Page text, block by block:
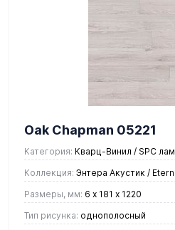
Oak Chapman 05221
Категория: Кварц-Винил / SPC
Коллекция: Энтера Акустик /
Размеры, мм: 6 х 181 х 1220
Тип рисунка: однополосный